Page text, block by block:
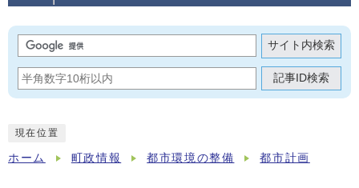
サイト内検索
記事ID検索
現在位置
ホーム 町政情報 都市環境の整備 都市計画